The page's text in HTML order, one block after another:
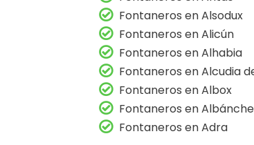
Fontaneros en Alsodux
Fontaneros en Alicún
Fontaneros en Alhabia
Fontaneros en Alcudia
Fontaneros en Albox
Fontaneros en
Fontaneros en Adra